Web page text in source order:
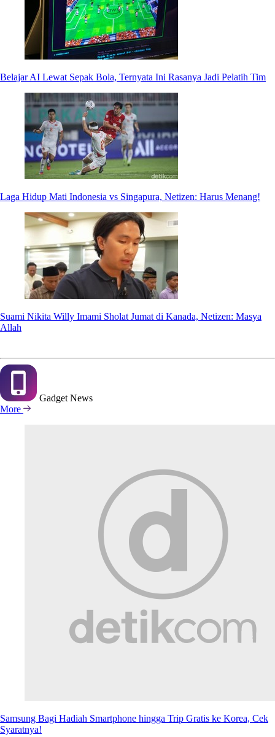
Belajar AI Lewat Sepak Bola, Ternyata Ini Rasanya Jadi Pelatih Tim
Laga Hidup Mati Indonesia vs Singapura, Netizen: Harus Menang!
Suami Nikita Willy Imami Sholat Jumat di Kanada, Netizen: Masya
Allah
Gadget News
More
Samsung Bagi Hadiah Smartphone hingga Trip Gratis ke Korea, Cek
Syaratnya!